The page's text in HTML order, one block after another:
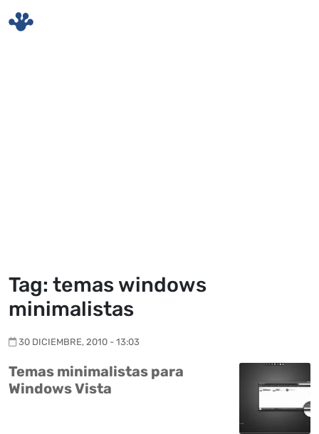
Tag: temas windows
minimalistas
30 DICIEMBRE, 2010 - 13:03
Temas minimalistas para
Windows Vista